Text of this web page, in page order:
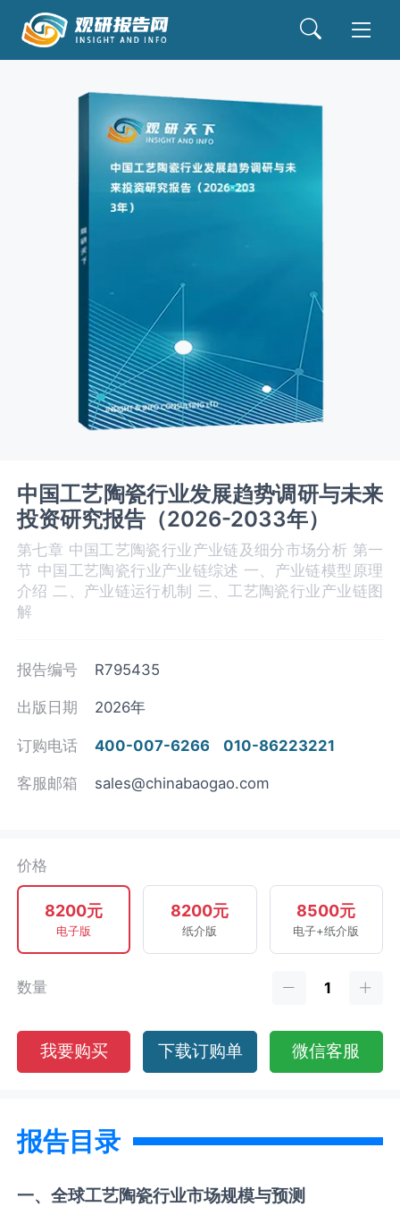
中国工艺陶瓷行业发展趋势调研与未来
投资研究报告（2026-2033年）
第七章 中国工艺陶瓷行业产业链及细分市场分析 第一
节 中国工艺陶瓷‌‌‌行业产业链综述 一、产业链模型原理
介绍 二、产业链运行机制 三、工艺陶瓷‌‌‌行业产业链图
解
报告编号 R795435
出版日期 2026年
订购电话 400-007-6266 010-86223221
客服邮箱 sales@chinabaogao.com
价格
8200元
电子版
8200元
纸介版
8500元
电子+纸介版
数量
我要购买 下载订购单 微信客服
报告目录
一、全球工艺陶瓷行业市场规模与预测